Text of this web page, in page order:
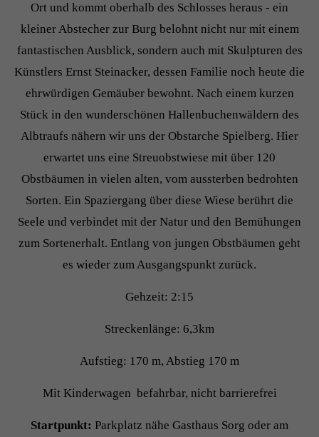
Ort und kommt oberhalb des Schlosses heraus - ein
kleiner Abstecher zur Burg belohnt nicht nur mit einem
fantastischen Ausblick, sondern auch mit Skulpturen des
Künstlers Ernst Steinacker, dessen Familie noch heute die
ehrwürdigen Gemäuber bewohnt. Nach einem kurzen
Stück in den wunderschönen Hallenbuchenwäldern des
Albtraufs nähern wir uns der Obstarche Spielberg. Hier
erwartet uns eine Streuobstwiese mit über 120
Obstbäumen in vielen alten, vom aussterben bedrohten
Sorten. Ein Spaziergang über diese Wiese berührt die
Seele und verbindet mit der Natur und den Bemühungen
zum Sortenerhalt. Entlang von jungen Obstbäumen geht
es wieder zum Ausgangspunkt zurück.
Gehzeit: 2:15
Streckenlänge: 6,3km
Aufstieg: 170 m, Abstieg 170 m
Mit Kinderwagen befahrbar, nicht barrierefrei
Startpunkt: Parkplatz nähe Gasthaus Sorg oder am